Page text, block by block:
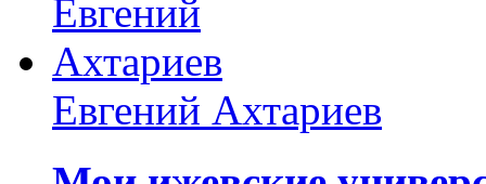
Евгений Ахтариев